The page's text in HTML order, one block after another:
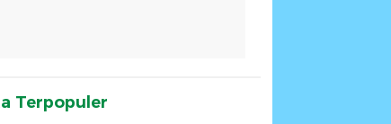
Terpopuler